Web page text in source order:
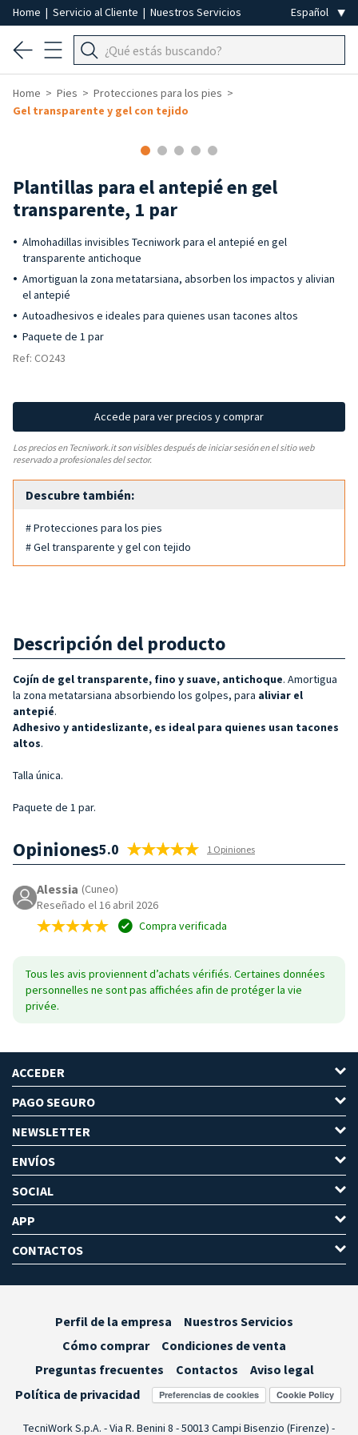
Home | Servicio al Cliente | Nuestros Servicios
Home Pies
Protecciones para los pies
Gel transparente y gel con tejido
Plantillas para el antepié en gel
transparente, 1 par
Almohadillas invisibles Tecniwork para el antepié en gel
transparente antichoque
Amortiguan la zona metatarsiana, absorben los impactos y alivian
el antepié
Autoadhesivos e ideales para quienes usan tacones altos
Paquete de 1 par
Ref: CO243
Accede para ver precios y comprar
Los precios en Tecniwork.it son visibles después de iniciar sesión en el sitio web
reservado a profesionales del sector.
Descubre también:
# Protecciones para los pies
# Gel transparente y gel con tejido
Descripción del producto
Cojín de gel transparente, fino y suave, antichoque. Amortigua
la zona metatarsiana absorbiendo los golpes, para aliviar el
antepié.
Adhesivo y antideslizante, es ideal para quienes usan tacones
altos.
Talla única.
Paquete de 1 par.
Opiniones5.0 1 Opiniones
Alessia (Cuneo)
Reseñado el 16 abril 2026
Compra verificada
Tous les avis proviennent d’achats vérifiés. Certaines données
personnelles ne sont pas affichées afin de protéger la vie
privée.
ACCEDER
PAGO SEGURO
NEWSLETTER
ENVÍOS
SOCIAL
APP
CONTACTOS
Perfil de la empresa
Nuestros Servicios
Cómo comprar
Condiciones de venta
Preguntas frecuentes
Contactos
Aviso legal
Política de privacidad
Preferencias de cookies
TecniWork S.p.A. - Via R. Benini 8 - 50013 Campi Bisenzio (Firenze) -